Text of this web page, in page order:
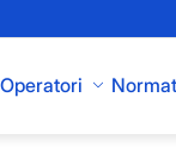
Operatori